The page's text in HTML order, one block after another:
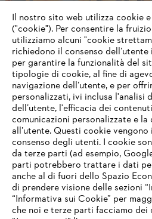
Indirizzo e-mail
Iscrizione alla
IHR BROWSER
Il nostro sito web utilizza cookie
("cookie"). Per consentire la
utilizziamo alcuni "cookie
richiedono il consenso
per garantire la funzionalità del
tipologie di cookie, al fine di
navigazione dell’utente, e per
personalizzati, ivi inclusa l'analisi
dell’utente, l'efficacia dei
comunicazioni personalizzate e
all’utente. Questi cookie
consenso degli utenti. I cookie
da terze parti (ad esempio,
parti potrebbero trattare i dati
anche al di fuori dello Spazio
di prendere visione delle sezioni
“Informativa sui Cookie” per
che noi e terze parti facciamo dei